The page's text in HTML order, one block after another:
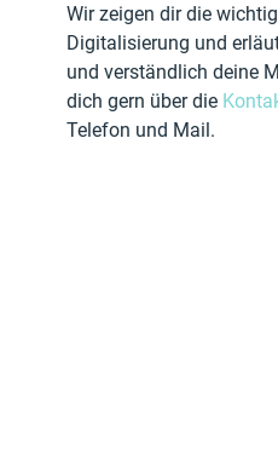
Wir zeigen dir die
Digitalisierung und
und verständlich deine
dich gern über die
Telefon und Mail.